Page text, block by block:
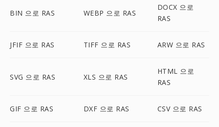
BIN 으로 RAS WEBP 으로 RAS
DOCX 으로
RAS
JFIF 으로 RAS TIFF 으로 RAS ARW 으로 RAS
SVG 으로 RAS XLS 으로 RAS
HTML 으로
RAS
GIF 으로 RAS DXF 으로 RAS CSV 으로 RAS